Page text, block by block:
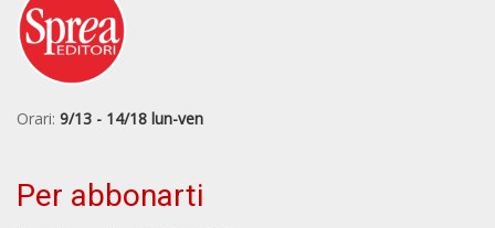
Orari: 9/13 - 14/18 lun-ven
Per abbonarti